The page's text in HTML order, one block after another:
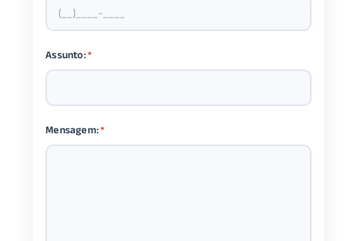
Assunto:*
Mensagem:*